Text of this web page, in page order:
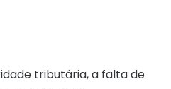
tributária, a falta de